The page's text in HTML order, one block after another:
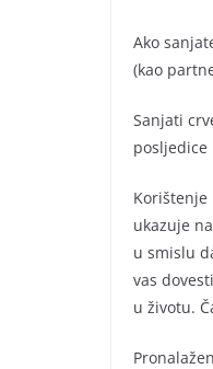
Ako
(kao
Sanjati
Korištenje
ukazuje
u smislu
vas
u životu.